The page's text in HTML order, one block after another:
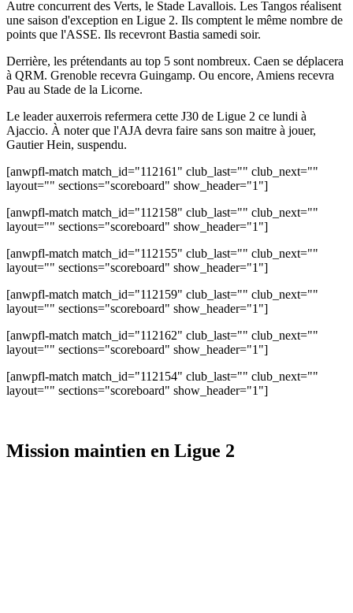
Autre concurrent des Verts, le Stade Lavallois. Les Tangos réalisent
une saison d'exception en Ligue 2. Ils comptent le même nombre de
points que l'ASSE. Ils recevront Bastia samedi soir.
Derrière, les prétendants au top 5 sont nombreux. Caen se déplacera
à QRM. Grenoble recevra Guingamp. Ou encore, Amiens recevra
Pau au Stade de la Licorne.
Le leader auxerrois refermera cette J30 de Ligue 2 ce lundi à
Ajaccio. À noter que l'AJA devra faire sans son maitre à jouer,
Gautier Hein, suspendu.
[anwpfl-match match_id="112161" club_last="" club_next=""
layout="" sections="scoreboard" show_header="1"]
[anwpfl-match match_id="112158" club_last="" club_next=""
layout="" sections="scoreboard" show_header="1"]
[anwpfl-match match_id="112155" club_last="" club_next=""
layout="" sections="scoreboard" show_header="1"]
[anwpfl-match match_id="112159" club_last="" club_next=""
layout="" sections="scoreboard" show_header="1"]
[anwpfl-match match_id="112162" club_last="" club_next=""
layout="" sections="scoreboard" show_header="1"]
[anwpfl-match match_id="112154" club_last="" club_next=""
layout="" sections="scoreboard" show_header="1"]
Mission maintien en Ligue 2